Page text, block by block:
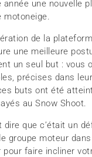
une nouvelle
motoneige.
de la
une meilleure
un seul but : vous
précises dans
buts ont été
au Snow Shoot.
dire que c’était un
groupe moteur
pour faire incliner